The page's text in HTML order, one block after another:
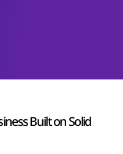
Built on Solid